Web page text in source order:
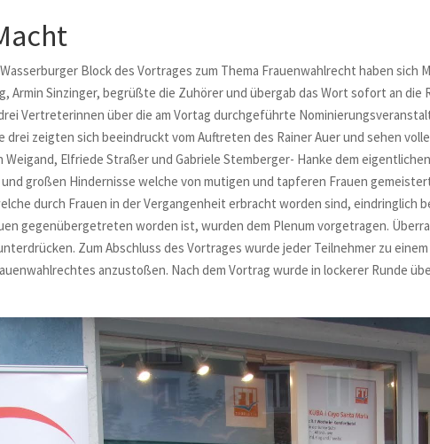
Block des Vortrages zum Thema Frauenwahlrecht haben sich
Armin Sinzinger, begrüßte die Zuhörer und übergab das Wort sofort an
Vertreterinnen über die am Vortag durchgeführte
zeigten sich beeindruckt vom Auftreten des Rainer Auer und sehen
Weigand, Elfriede Straßer und Gabriele Stemberger- Hanke dem
großen Hindernisse welche von mutigen und tapferen Frauen
durch Frauen in der Vergangenheit erbracht worden sind, eindringlich
gegenübergetreten worden ist, wurden dem Plenum vorgetragen.
Zum Abschluss des Vortrages wurde jeder Teilnehmer zu
anzustoßen. Nach dem Vortrag wurde in lockerer Runde